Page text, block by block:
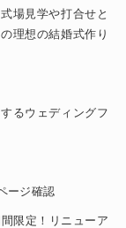
場見学や打合せと
理想の結婚式作り
るウェディングフ
ージ確認
限定！リニューア